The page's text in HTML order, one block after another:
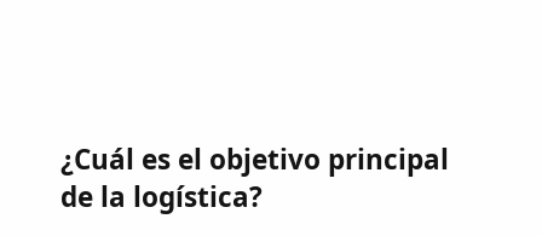
¿Cuál es el objetivo principal
de la logística?